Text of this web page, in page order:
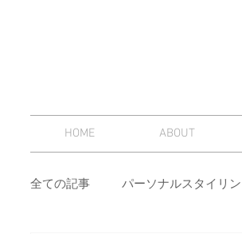
HOME ABOUT
全ての記事 パーソナルスタイリ